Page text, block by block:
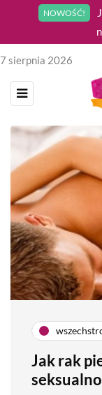
NOWOŚĆ!
7 sierpnia 2026
Jak rak